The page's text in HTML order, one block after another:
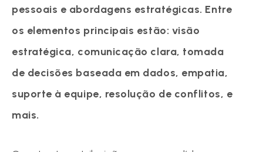
pessoais e abordagens estratégicas. Entre
os elementos principais estão: visão
estratégica, comunicação clara, tomada
de decisões baseada em dados, empatia,
suporte à equipe, resolução de conflitos, e
mais.